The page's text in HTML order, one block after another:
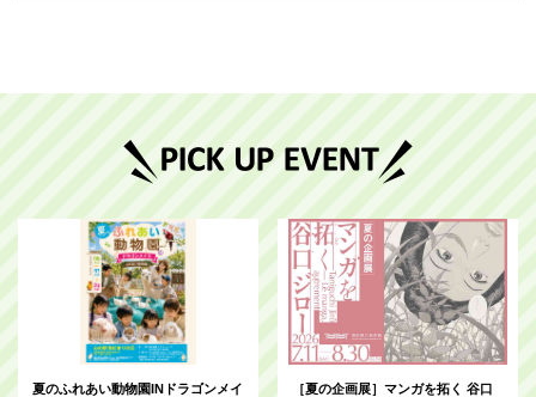
夏のふれあい動物園INドラゴンメイ
［夏の企画展］マンガを拓く 谷口